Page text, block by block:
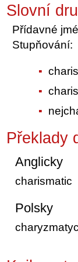
Slovní
Přídavné
Stupňování:
Překlady
Anglicky
charismatic
Polsky